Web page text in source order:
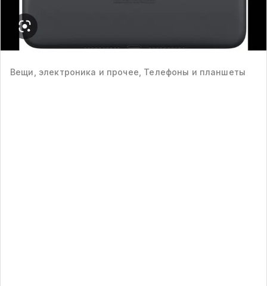
Вещи, электроника и прочее, Телефоны и планшеты